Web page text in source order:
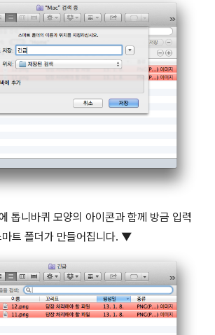
톱니바퀴 모양의 아이콘과 함께 방금 입력
트 폴더가 만들어집니다. ▼